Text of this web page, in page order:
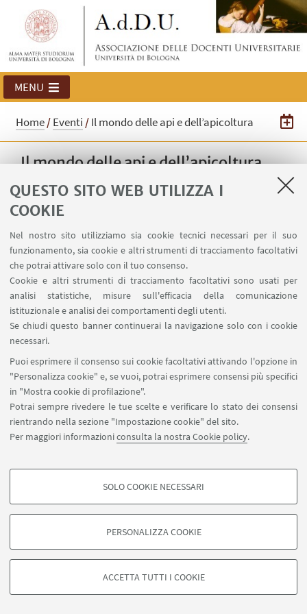
QUESTO SITO WEB UTILIZZA I
COOKIE
Nel nostro sito utilizziamo sia cookie tecnici necessari per il suo
funzionamento, sia cookie e altri strumenti di tracciamento facoltativi
che potrai attivare solo con il tuo consenso.
Cookie e altri strumenti di tracciamento facoltativi sono usati per
analisi statistiche, misure sull'efficacia della comunicazione
istituzionale e analisi dei comportamenti degli utenti.
Se chiudi questo banner continuerai la navigazione solo con i cookie
necessari.
Puoi esprimere il consenso sui cookie facoltativi attivando l'opzione in
"Personalizza cookie" e, se vuoi, potrai esprimere consensi più specifici
in "Mostra cookie di profilazione".
Potrai sempre rivedere le tue scelte e verificare lo stato dei consensi
rientrando nella sezione "Impostazione cookie" del sito.
Per maggiori informazioniconsulta la nostra Cookie policy.
COOKIE DI PROFILAZIONE - FACOLTATIVI
degli utenti, creare profili in base al loro comportamento sul sito, per analisi
di marketing.
Google/Youtube Video
SOLO COOKIE NECESSARI
PERSONALIZZA COOKIE
ACCETTA TUTTI I COOKIE
MENU
Home/Eventi /Il mondo delle api e dell’apicoltura
Il mondo delle api e dell’apicoltura
La mostra "Il mondo delle api e
dell’apicoltura" espone libri della biblioteca di
provenienti dalla collezione entomologica
“Guido Grandi”.
DATA: 20MAGGIO- 23 GIUGNO2026
LUOGO:Biblioteca di Agraria "Gabriele Goidanich",
viale Fanin 40, Bologna
IN EVIDENZA
Locandina[ .pdf 3744Kb ]
©Copyright 2026 - ALMA MATER STUDIORUM - Università di
Privacy- Note legali-Impostazioni Cookie